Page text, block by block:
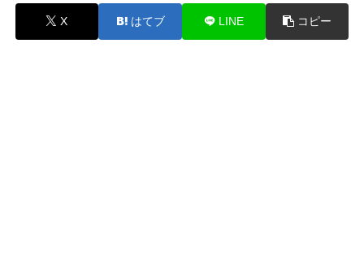
X はてブ LINE コピー